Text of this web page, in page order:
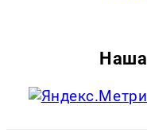
Наша